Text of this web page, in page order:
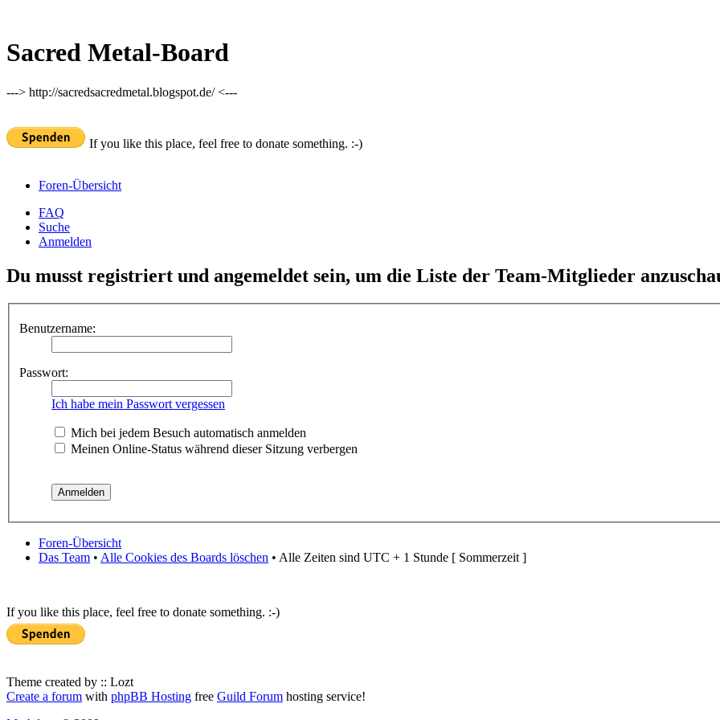
Sacred Metal-Board
---> http://sacredsacredmetal.blogspot.de/ <---
If you like this place, feel free to donate something. :-)
Foren-Übersicht
FAQ
Suche
Anmelden
Du musst registriert und angemeldet sein, um die Liste der Team-Mitglieder
Benutzername:
Passwort:
Ich habe mein Passwort vergessen
Mich bei jedem Besuch automatisch anmelden
Meinen Online-Status während dieser Sitzung verbergen
Foren-Übersicht
Das Team • Alle Cookies des Boards löschen • Alle Zeiten sind UTC + 1 Stunde [ Sommerzeit ]
If you like this place, feel free to donate something. :-)
Theme created by :: Lozt
Create a forum with phpBB Hosting free Guild Forum hosting service!